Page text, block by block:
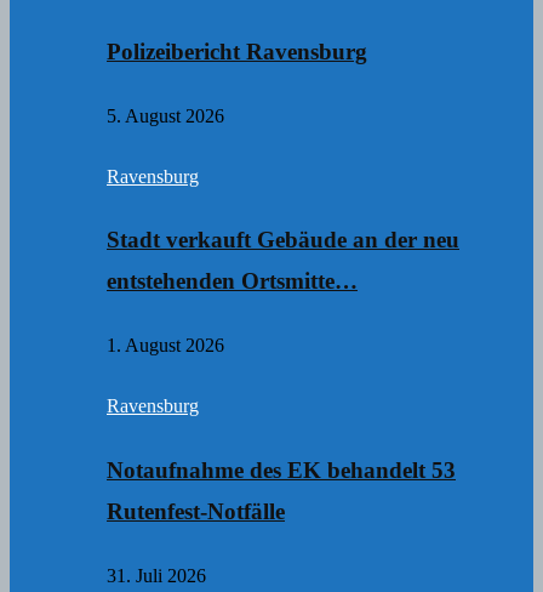
Polizeibericht Ravensburg
5. August 2026
Ravensburg
Stadt verkauft Gebäude an der neu
entstehenden Ortsmitte…
1. August 2026
Ravensburg
Notaufnahme des EK behandelt 53
Rutenfest-Notfälle
31. Juli 2026